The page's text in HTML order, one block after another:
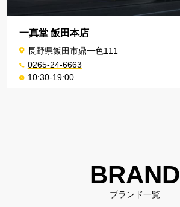
一真堂 飯田本店
長野県飯田市鼎一色111
0265-24-6663
10:30-19:00
BRAND
ブランド一覧